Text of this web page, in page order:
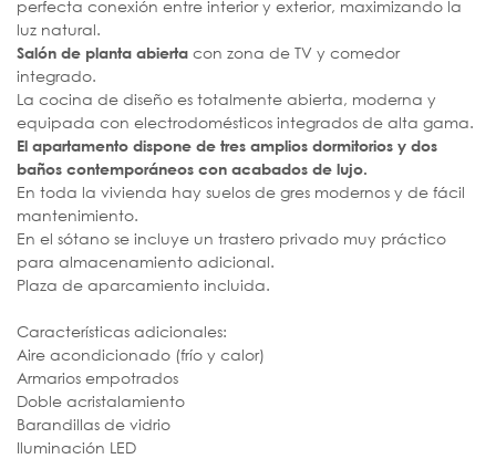
perfecta conexión entre interior y exterior, maximizando la
luz natural.
Salón de planta abierta con zona de TV y comedor
integrado.
La cocina de diseño es totalmente abierta, moderna y
equipada con electrodomésticos integrados de alta gama.
El apartamento dispone de tres amplios dormitorios y dos
baños contemporáneos con acabados de lujo.
En toda la vivienda hay suelos de gres modernos y de fácil
mantenimiento.
En el sótano se incluye un trastero privado muy práctico
para almacenamiento adicional.
Plaza de aparcamiento incluida.
Características adicionales:
Aire acondicionado (frío y calor)
Armarios empotrados
Doble acristalamiento
Barandillas de vidrio
Iluminación LED